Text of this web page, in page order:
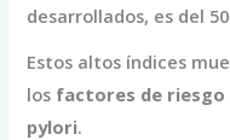
desarrollados, es del
Estos altos índices
los factores de riesgo
pylori.